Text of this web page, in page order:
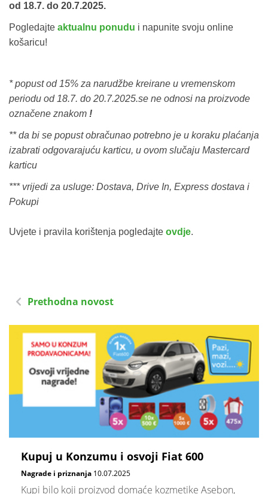
od 18.7. do 20.7.2025.
Pogledajte aktualnu ponudu i napunite svoju online
košaricu!
* popust od 15% za narudžbe kreirane u vremenskom
periodu od 18.7. do 20.7.2025.se ne odnosi na proizvode
označene znakom !
** da bi se popust obračunao potrebno je u koraku plaćanja
izabrati odgovarajuću karticu, u ovom slučaju Mastercard
karticu
*** vrijedi za usluge: Dostava, Drive In, Express dostava i
Pokupi
Uvjete i pravila korištenja pogledajte ovdje.
Prethodna novost
Kupuj u Konzumu i osvoji Fiat 600
Nagrade i priznanja 10.07.2025
Kupi bilo koji proizvod domaće kozmetike Asebon,